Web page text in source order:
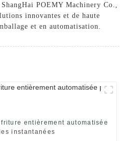
POEMY Machinery Co.,
innovantes et de haute
et en automatisation.
entièrement automatisée
instantanées